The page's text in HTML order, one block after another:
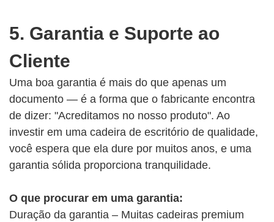
5. Garantia e Suporte ao
Cliente
Uma boa garantia é mais do que apenas um
documento — é a forma que o fabricante encontra
de dizer: "Acreditamos no nosso produto". Ao
investir em uma cadeira de escritório de qualidade,
você espera que ela dure por muitos anos, e uma
garantia sólida proporciona tranquilidade.
O que procurar em uma garantia:
Duração da garantia – Muitas cadeiras premium